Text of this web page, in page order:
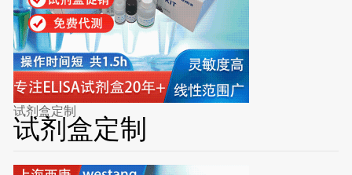
试剂盒定制
试剂盒定制